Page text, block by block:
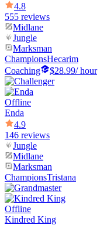
4.8
555 reviews
Midlane
Jungle
Marksman
ChampionsHecarim
Coaching
$28.99/ hour
Offline
Enda
4.9
146 reviews
Jungle
Midlane
Marksman
ChampionsTristana
Offline
Kindred King